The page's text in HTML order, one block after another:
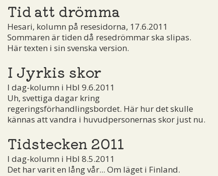
Tid att drömma
Hesari, kolumn på resesidorna, 17.6.2011
Sommaren är tiden då resedrömmar ska slipas.
Här texten i sin svenska version.
I Jyrkis skor
I dag-kolumn i Hbl 9.6.2011
Uh, svettiga dagar kring
regeringsförhandlingsbordet. Här hur det skulle
kännas att vandra i huvudpersonernas skor just nu.
Tidstecken 2011
I dag-kolumn i Hbl 8.5.2011
Det har varit en lång vår... Om läget i Finland.